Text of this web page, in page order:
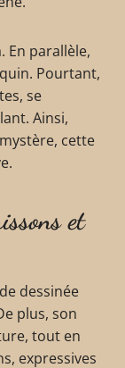
En parallèle,
Pourtant,
se
Ainsi,
cette
et
dessinée
plus, son
tout en
expressives